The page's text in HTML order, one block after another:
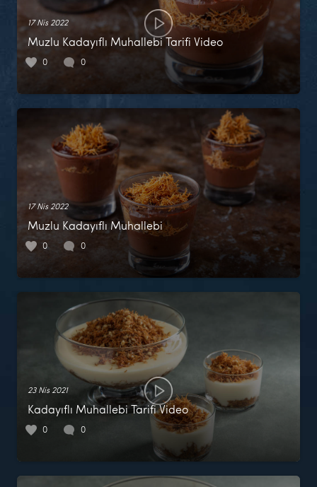
17 Nis 2022
Muzlu Kadayıflı Muhallebi Tarifi Video
0 0
17 Nis 2022
Muzlu Kadayıflı Muhallebi
0 0
23 Nis 2021
Kadayıflı Muhallebi Tarifi Video
0 0